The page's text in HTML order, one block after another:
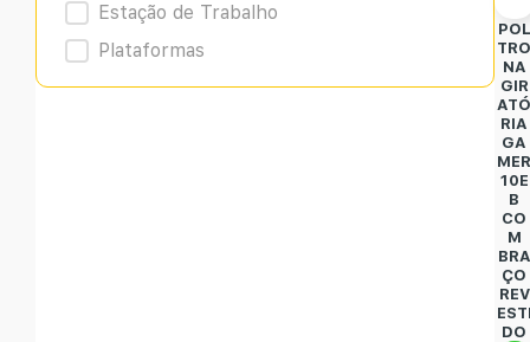
Product Archive
Estação de Trabalho
Plataformas
POL
NA
GIR
RIA
GA
10E
B
CO
M
BRA
ÇO
REV
DO